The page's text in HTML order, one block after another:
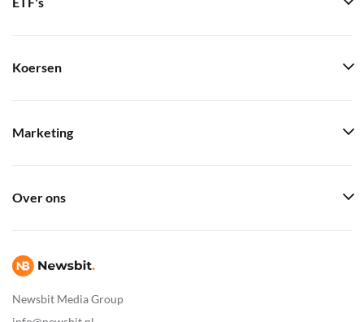
Newsbit Media Group
Koersen
Marketing
Over ons